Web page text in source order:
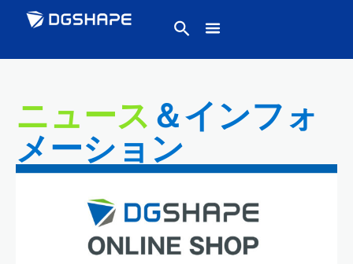
ニュース ＆インフォ
メーション